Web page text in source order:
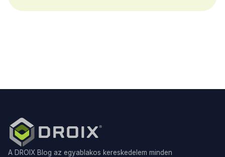
A DROIX Blog az egyablakos kereskedelem minden